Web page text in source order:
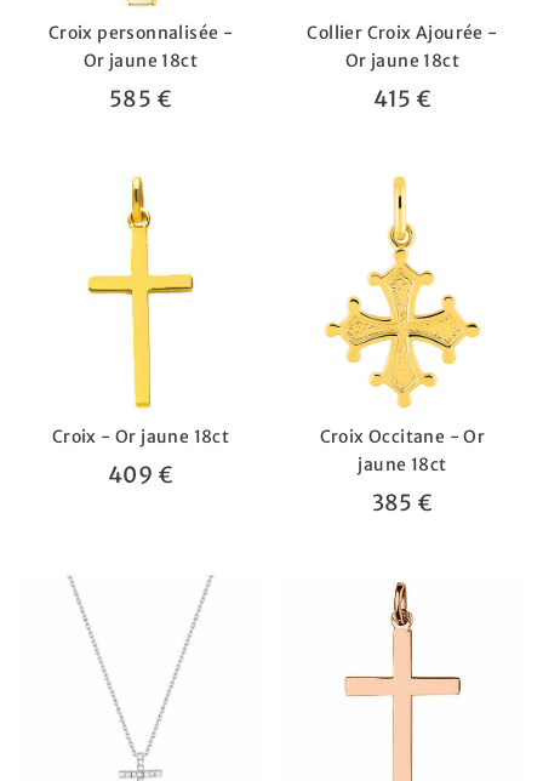
Croix personnalisée -
Or jaune 18ct
585 €
Collier Croix Ajourée -
Or jaune 18ct
415 €
Croix - Or jaune 18ct
409 €
Croix Occitane - Or
jaune 18ct
385 €